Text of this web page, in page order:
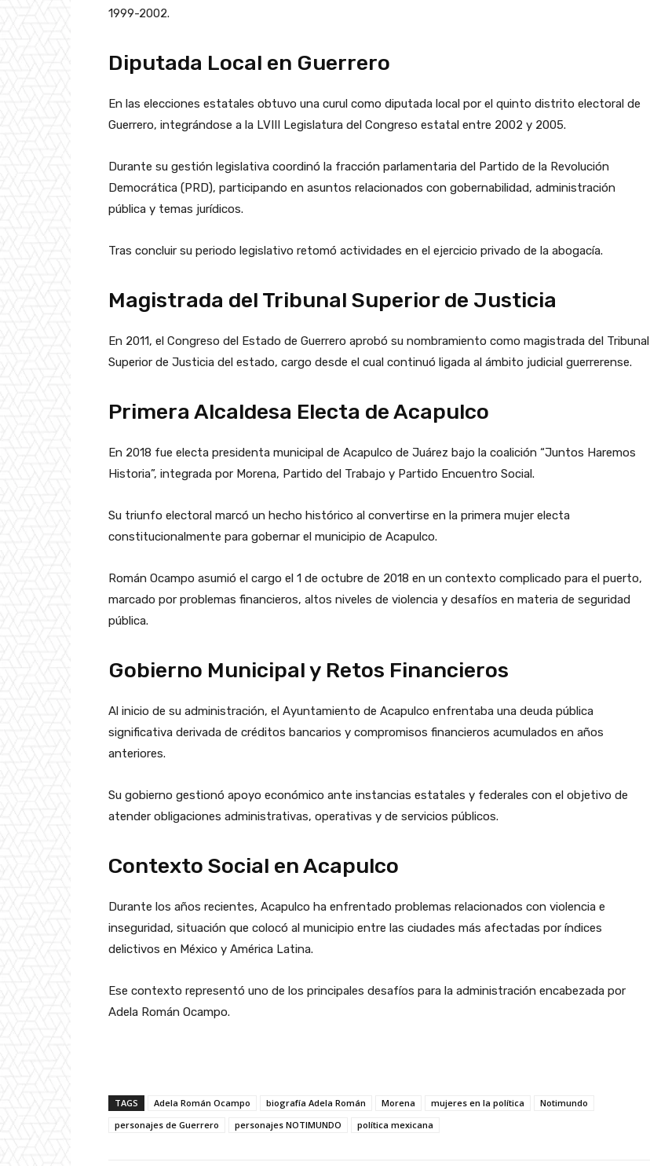
1999-2002.
Diputada Local en Guerrero
En las elecciones estatales obtuvo una curul como diputada local por el quinto distrito electoral de
Guerrero, integrándose a la LVIII Legislatura del Congreso estatal entre 2002 y 2005.
Durante su gestión legislativa coordinó la fracción parlamentaria del Partido de la Revolución
Democrática (PRD), participando en asuntos relacionados con gobernabilidad, administración
pública y temas jurídicos.
Tras concluir su periodo legislativo retomó actividades en el ejercicio privado de la abogacía.
Magistrada del Tribunal Superior de Justicia
En 2011, el Congreso del Estado de Guerrero aprobó su nombramiento como magistrada del Tribunal
Superior de Justicia del estado, cargo desde el cual continuó ligada al ámbito judicial guerrerense.
Primera Alcaldesa Electa de Acapulco
En 2018 fue electa presidenta municipal de Acapulco de Juárez bajo la coalición “Juntos Haremos
Historia”, integrada por Morena, Partido del Trabajo y Partido Encuentro Social.
Su triunfo electoral marcó un hecho histórico al convertirse en la primera mujer electa
constitucionalmente para gobernar el municipio de Acapulco.
Román Ocampo asumió el cargo el 1 de octubre de 2018 en un contexto complicado para el puerto,
marcado por problemas financieros, altos niveles de violencia y desafíos en materia de seguridad
pública.
Gobierno Municipal y Retos Financieros
Al inicio de su administración, el Ayuntamiento de Acapulco enfrentaba una deuda pública
significativa derivada de créditos bancarios y compromisos financieros acumulados en años
anteriores.
Su gobierno gestionó apoyo económico ante instancias estatales y federales con el objetivo de
atender obligaciones administrativas, operativas y de servicios públicos.
Contexto Social en Acapulco
Durante los años recientes, Acapulco ha enfrentado problemas relacionados con violencia e
inseguridad, situación que colocó al municipio entre las ciudades más afectadas por índices
delictivos en México y América Latina.
Ese contexto representó uno de los principales desafíos para la administración encabezada por
Adela Román Ocampo.
TAGS Adela Román Ocampo biografía Adela Román Morena mujeres en la política
Notimundo
personajes de Guerrero
personajes NOTIMUNDO política mexicana